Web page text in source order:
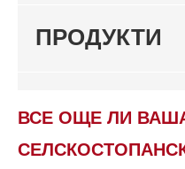
ПРОДУКТИ
ВСЕ ОЩЕ ЛИ